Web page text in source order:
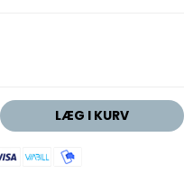
LÆG I KURV